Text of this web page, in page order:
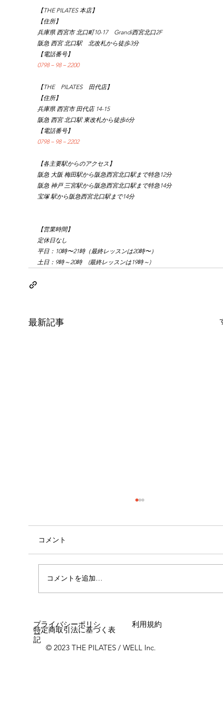
【THE PILATES 本店】
【住所】
兵庫県 西宮市 北口町10-17　Grandi西宮北口2F
阪急 西宮 北口駅　北改札から徒歩3分
【電話番号】
0798－98－2200
【THE　PILATES　田代店】
【住所】
兵庫県 西宮市 田代店 14-15
阪急 西宮 北口駅 東改札から徒歩6分
【電話番号】
0798－98－2202
【各主要駅からのアクセス】
阪急 大阪 梅田駅から阪急西宮北口駅まで特急12分
阪急 神戸 三宮駅から阪急西宮北口駅まで特急14分
宝塚 駅から阪急西宮北口駅まで14分
【営業時間】
定休日なし
平日：10時〜21時（最終レッスンは20時〜）
土日：9時～20時　(最終レッスンは19時～)
最新記事
外腿の張り感
コメント
コメントを追加…
© 2023 THE PILATES / WELL Inc.
プライバシーポリシ
ー
利用規約
特定商取引法に基づく表
記